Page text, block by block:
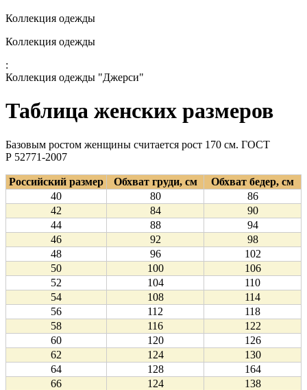
Коллекция одежды
Коллекция одежды
:
Коллекция одежды "Джерси"
Таблица женских размеров
Базовым ростом женщины считается рост 170 см. ГОСТ
Р 52771-2007
Российский размер Обхват груди, см
Обхват бедер, см
40
80
86
42
84
90
44
88
94
46
92
98
48
96
102
50
100
106
52
104
110
54
108
114
56
112
118
58
116
122
60
120
126
62
124
130
64
128
164
66
124 138